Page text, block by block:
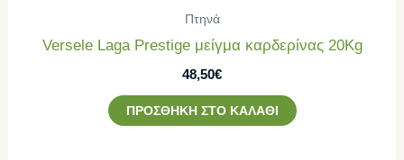
Πτηνά
Versele Laga Prestige μείγμα καρδερίνας 20Kg
48,50€
ΠΡΟΣΘΉΚΗ ΣΤΟ ΚΑΛΆΘΙ